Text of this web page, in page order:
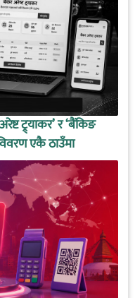
ट्र्याकर’ र ‘बैंकिङ
एकै ठाउँमा